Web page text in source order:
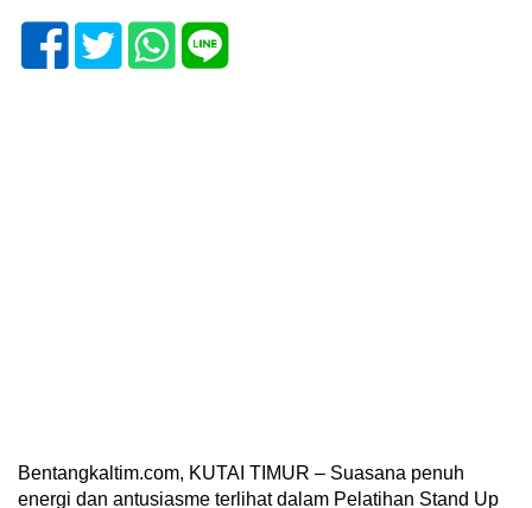
Bentangkaltim.com, KUTAI TIMUR – Suasana penuh
energi dan antusiasme terlihat dalam Pelatihan Stand Up